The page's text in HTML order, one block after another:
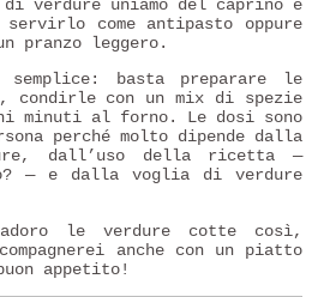
verdure uniamo del caprino e
servirlo come antipasto oppure
pranzo leggero.
basta preparare le
condirle con un mix di spezie
minuti al forno. Le dosi sono
perché molto dipende dalla
dall’uso della ricetta —
— e dalla voglia di verdure
le verdure cotte così,
anche con un piatto
appetito!